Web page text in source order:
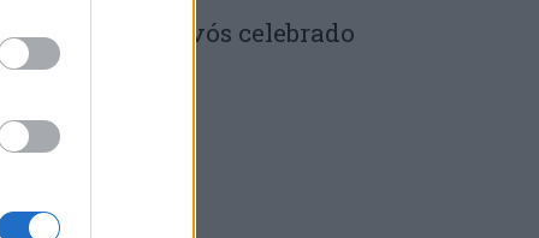
Penela: Dia dos Avós celebrado
comunidade